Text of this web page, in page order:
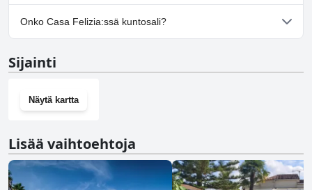
Kyllä, Casa Felizia tarjoaa pysäköintimahdollisuuden.
Onko Casa Felizia:ssä kuntosali?
Sijainti
Näytä kartta
Lisää vaihtoehtoja